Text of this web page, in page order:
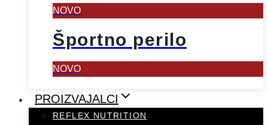
NOVO
Športno perilo
NOVO
PROIZVAJALCI
REFLEX NUTRITION